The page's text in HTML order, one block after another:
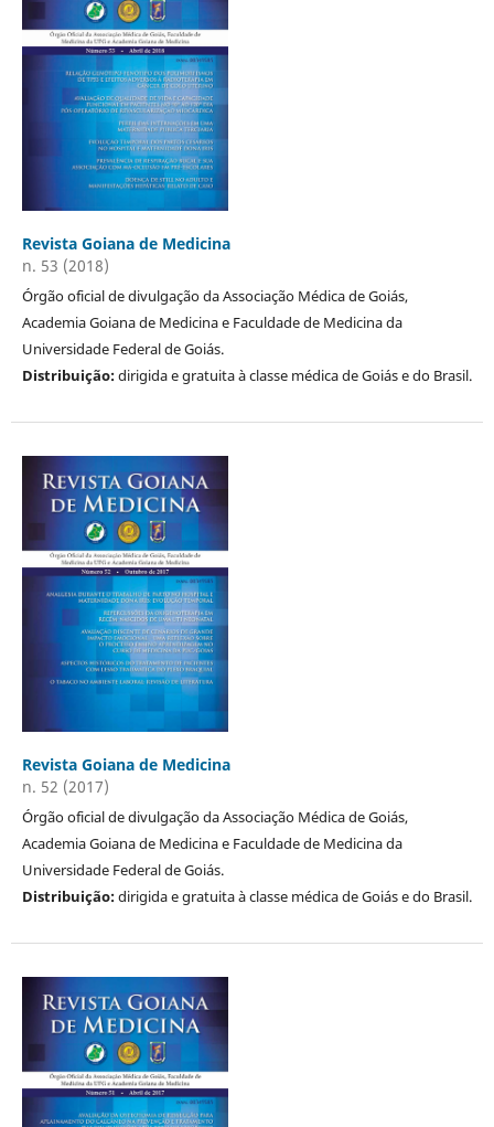
Revista Goiana de Medicina
n. 53 (2018)
Órgão oficial de divulgação da Associação Médica de Goiás,
Academia Goiana de Medicina e Faculdade de Medicina da
Universidade Federal de Goiás.
Distribuição:dirigida e gratuita à classe médica de Goiás e do Brasil.
Revista Goiana de Medicina
n. 52 (2017)
Órgão oficial de divulgação da Associação Médica de Goiás,
Academia Goiana de Medicina e Faculdade de Medicina da
Universidade Federal de Goiás.
Distribuição:dirigida e gratuita à classe médica de Goiás e do Brasil.